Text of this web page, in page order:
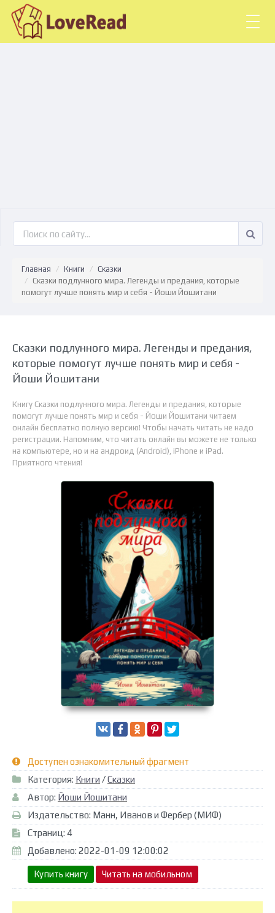
Главная Книги
Сказки
Сказки подлунного мира. Легенды и предания, которые
помогут лучше понять мир и себя - Йоши Йошитани
Сказки подлунного мира. Легенды и предания,
которые помогут лучше понять мир и себя -
Йоши Йошитани
Книгу Сказки подлунного мира. Легенды и предания, которые
помогут лучше понять мир и себя - Йоши Йошитани читаем
онлайн бесплатно полную версию! Чтобы начать читать не надо
регистрации. Напомним, что читать онлайн вы можете не только
на компьютере, но и на андроид (Android), iPhone и iPad.
Приятного чтения!
Доступен ознакомительный фрагмент
Категория: Книги /Сказки
Автор: Йоши Йошитани
Издательство: Манн, Иванов и Фербер (МИФ)
Страниц: 4
Добавлено: 2022-01-09 12:00:02
Купить книгу Читать на мобильном